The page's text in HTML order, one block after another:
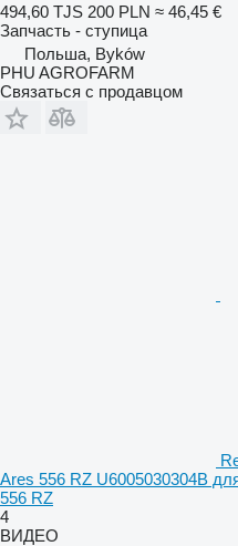
494,60 TJS 200 PLN ≈ 46,45 €
Запчасть - ступица
Польша, Byków
PHU AGROFARM
Связаться с продавцом
Ares 556 RZ U6005030304B
556 RZ
4
ВИДЕО